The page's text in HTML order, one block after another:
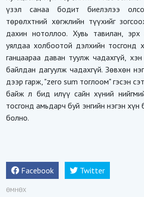
үзэл санаа бодит биелэлээ
төрөлхтний хөгжлийн түүхийг
дахин нотоллоо. Хувь тавилан,
уялдаа холбоотой дэлхийн тосгонд
ганцаараа даван туулж чадахгүй,
байлдан дагуулж чадахгүй. Зөвхөн
дээр гарж, "zero sum тоглоом" гэсэн
байж л бид илүү сайн хүний
тосгонд амьдарч буй энгийн нэгэн
болно.
Facebook Twitter
ӨМНӨХ